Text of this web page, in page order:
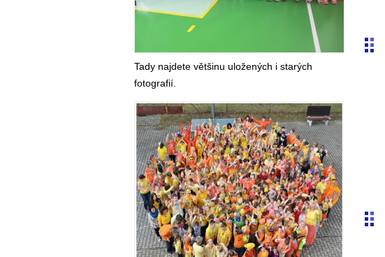
Tady najdete většinu uložených i starých
fotografií.